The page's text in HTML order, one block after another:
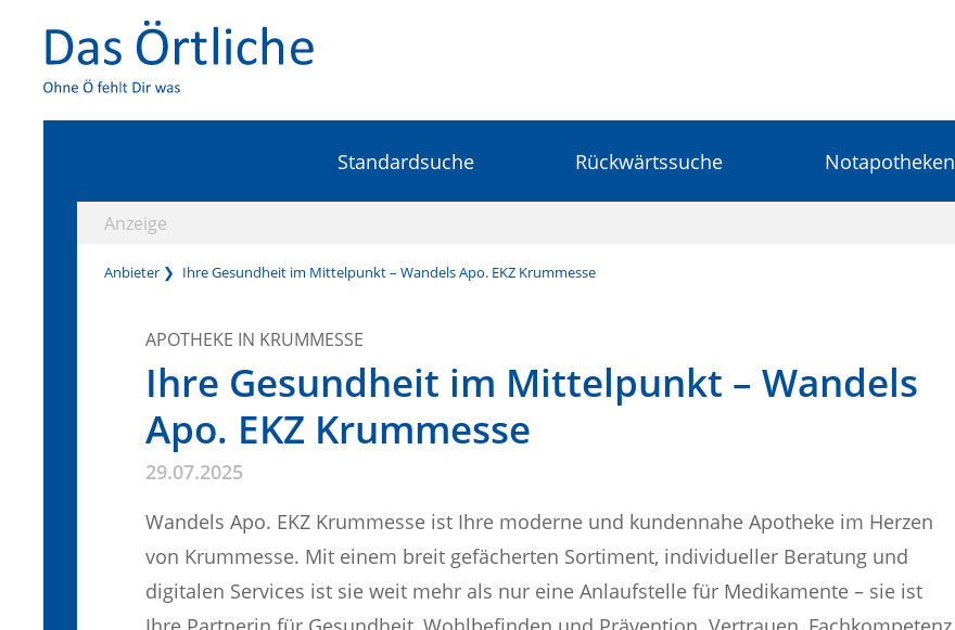
Standardsuche Rückwärtssuche Notapotheken
Anzeige
Anbieter Ihre Gesundheit im Mittelpunkt – Wandels Apo. EKZ Krummesse
APOTHEKE IN KRUMMESSE
Ihre Gesundheit im Mittelpunkt – Wandels
Apo. EKZ Krummesse
29.07.2025
Wandels Apo. EKZ Krummesse ist Ihre moderne und kundennahe Apotheke im Herzen
von Krummesse. Mit einem breit gefächerten Sortiment, individueller Beratung und
digitalen Services ist sie weit mehr als nur eine Anlaufstelle für Medikamente – sie ist